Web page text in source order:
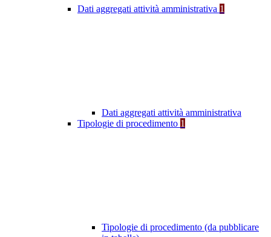
Dati aggregati attività amministrativa 1
Dati aggregati attività amministrativa
Tipologie di procedimento 1
Tipologie di procedimento (da pubblicare